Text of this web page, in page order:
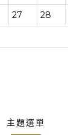
27 28
主題選單